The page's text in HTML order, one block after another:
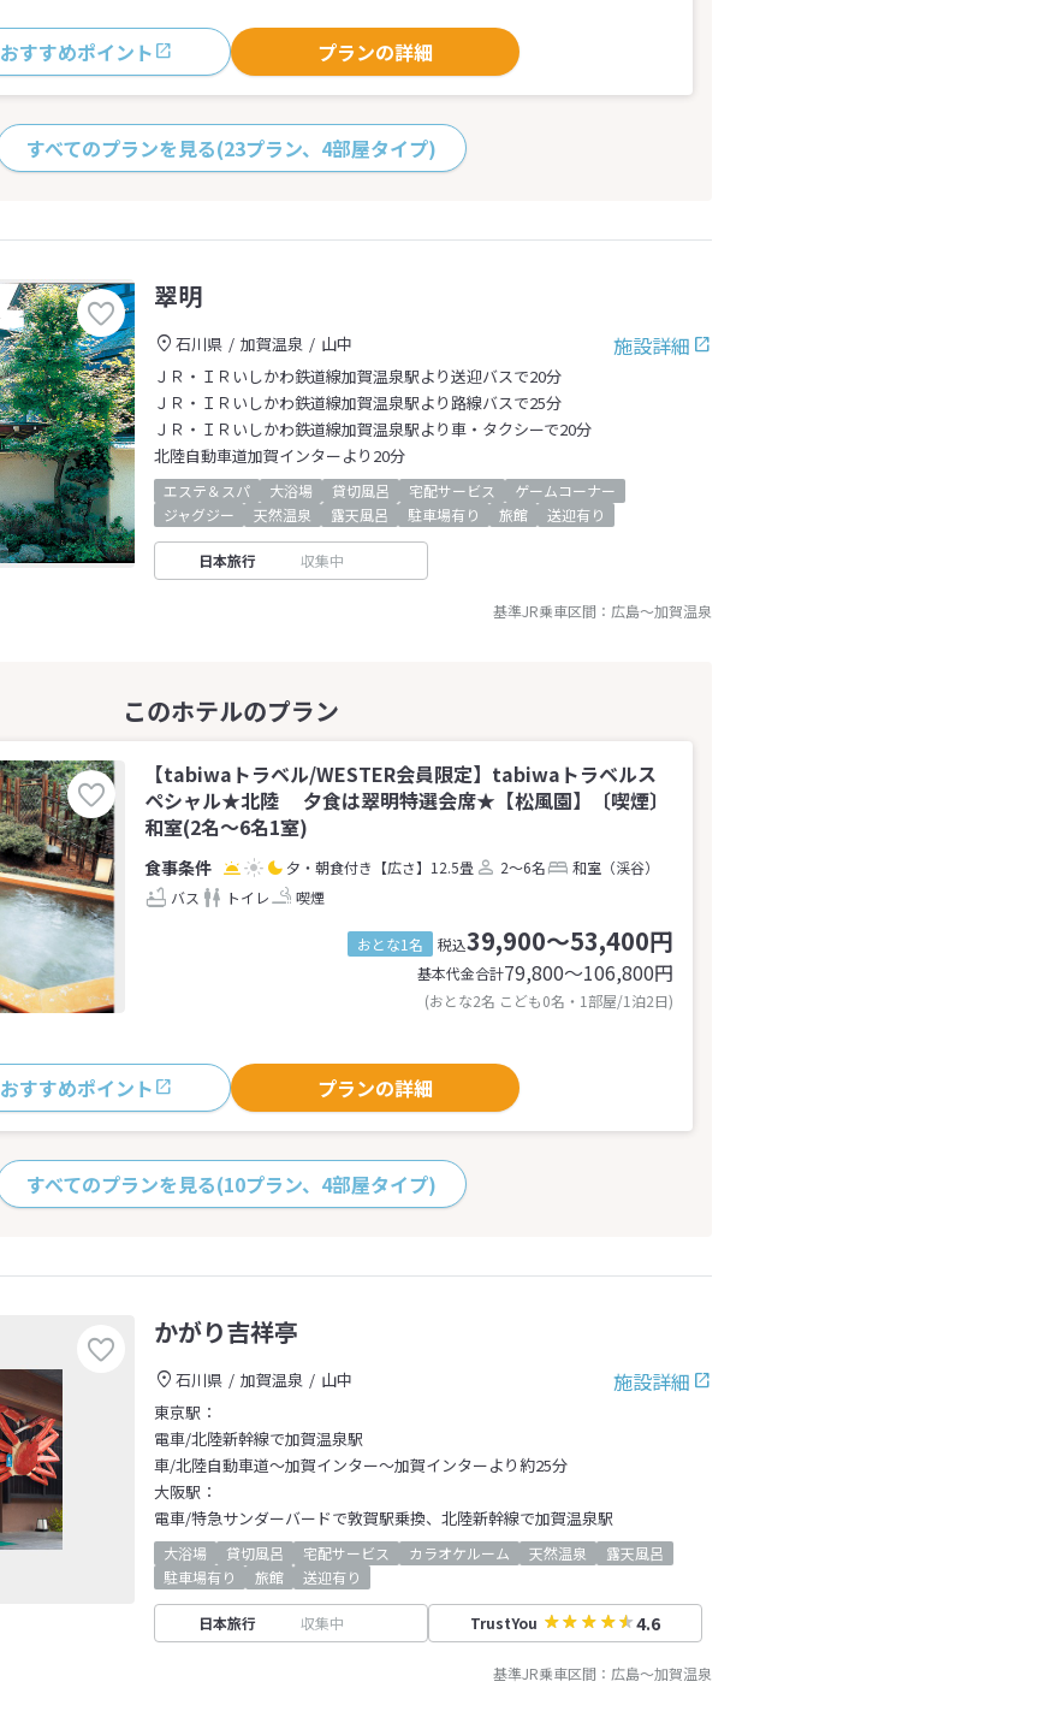
おすすめポイント プランの詳細
すべてのプランを見る(23プラン、4部屋タイプ)
翠明
施設詳細
石川県 加賀温泉
山中
ＪＲ・ＩＲいしかわ鉄道線加賀温泉駅より送迎バスで20分
ＪＲ・ＩＲいしかわ鉄道線加賀温泉駅より路線バスで25分
ＪＲ・ＩＲいしかわ鉄道線加賀温泉駅より車・タクシーで20分
北陸自動車道加賀インターより20分
エステ＆スパ 大浴場 貸切風呂 宅配サービス
ゲームコーナー
ジャグジー
天然温泉 露天風呂 駐車場有り 旅館 送迎有り
日本旅行 収集中
基準JR乗車区間： 広島～加賀温泉
【tabiwaトラベル/WESTER会員限定】tabiwaトラベルス
ペシャル★北陸 夕食は翠明特選会席★【松風園】〔喫煙〕
和室(2名～6名1室)
夕・朝食付き 【広さ】12.5畳 2～6名
和室（渓谷）
バス
トイレ 喫煙
おとな1名 税込39,900～53,400円
基本代金合計79,800〜106,800円
(おとな2名 こども0名・1部屋/1泊2日)
おすすめポイント プランの詳細
すべてのプランを見る(10プラン、4部屋タイプ)
かがり吉祥亭
施設詳細
石川県 加賀温泉
山中
東京駅：
電車/北陸新幹線で加賀温泉駅
車/北陸自動車道～加賀インター～加賀インターより約25分
大阪駅：
電車/特急サンダーバードで敦賀駅乗換、北陸新幹線で加賀温泉駅
大浴場 貸切風呂 宅配サービス カラオケルーム 天然温泉
露天風呂
駐車場有り
旅館 送迎有り
日本旅行 収集中 TrustYou 4.6
基準JR乗車区間： 広島～加賀温泉